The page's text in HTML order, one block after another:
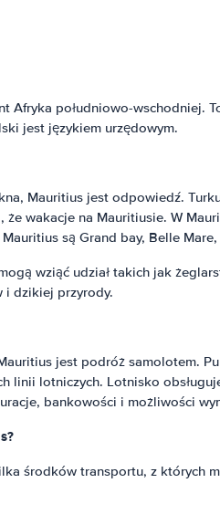
Afryka południowo-wschodniej.
jest językiem urzędowym.
Mauritius jest odpowiedź.
wakacje na Mauritiusie. W
są Grand bay, Belle
wziąć udział takich jak
i dzikiej przyrody.
jest podróż samolotem.
linii lotniczych. Lotnisko
bankowości i możliwości
środków transportu, z których